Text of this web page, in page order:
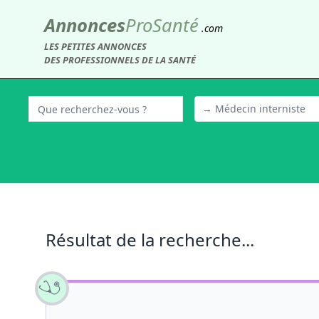
AnnoncesProSanté .com
LES PETITES ANNONCES
DES PROFESSIONNELS DE LA SANTÉ
→ Médecin interniste
Résultat de la recherche...